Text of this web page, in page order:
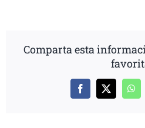
Comparta esta
Facebook
X